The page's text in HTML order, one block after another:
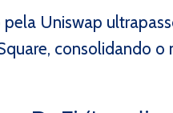
Uniswap
consolidando